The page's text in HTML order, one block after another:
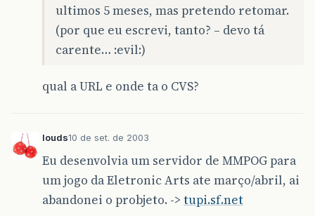
ultimos 5 meses, mas pretendo retomar.
(por que eu escrevi, tanto? – devo tá
carente… :evil:)
qual a URL e onde ta o CVS?
louds10 de set. de 2003
Eu desenvolvia um servidor de MMPOG para
um jogo da Eletronic Arts ate março/abril, ai
abandonei o probjeto. -> tupi.sf.net